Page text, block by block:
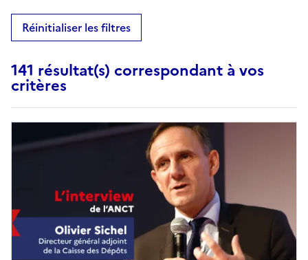
Réinitialiser les filtres
141 résultat(s) correspondant à vos
critères